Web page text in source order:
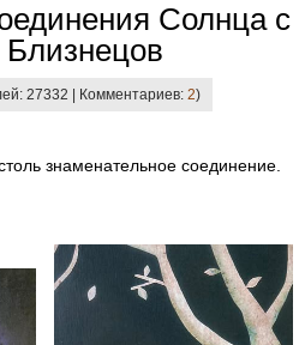
Солнца с
27332 | Комментариев: 2)
знаменательное соединение.